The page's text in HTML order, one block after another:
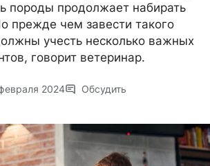
породы продолжает набирать
прежде чем завести такого
учесть несколько важных
говорит ветеринар.
2024 Обсудить